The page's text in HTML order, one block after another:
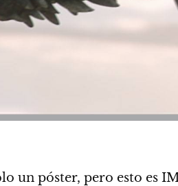
un póster, pero esto es